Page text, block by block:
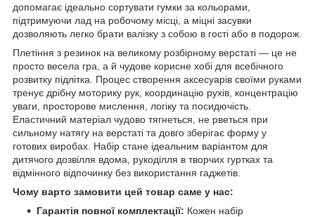
допомагає ідеально сортувати гумки за кольорами,
підтримуючи лад на робочому місці, а міцні засувки
дозволяють легко брати валізку з собою в гості або в подорож.
Плетіння з резинок на великому розбірному верстаті — це не
просто весела гра, а й чудове корисне хобі для всебічного
розвитку підлітка. Процес створення аксесуарів своїми руками
тренує дрібну моторику рук, координацію рухів, концентрацію
уваги, просторове мислення, логіку та посидючість.
Еластичний матеріал чудово тягнеться, не рветься при
сильному натягу на верстаті та довго зберігає форму у
готових виробах. Набір стане ідеальним варіантом для
дитячого дозвілля вдома, рукоділля в творчих гуртках та
відмінного відпочинку без використання гаджетів.
Чому варто замовити цей товар саме у нас:
Гарантія повної комплектації: Кожен набір